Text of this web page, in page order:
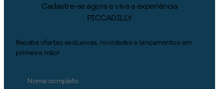
Cadastre-se agora e viva a experiência
PICCADILLY
Receba ofertas exclusivas, novidades e lançamentos em
primeira mão!